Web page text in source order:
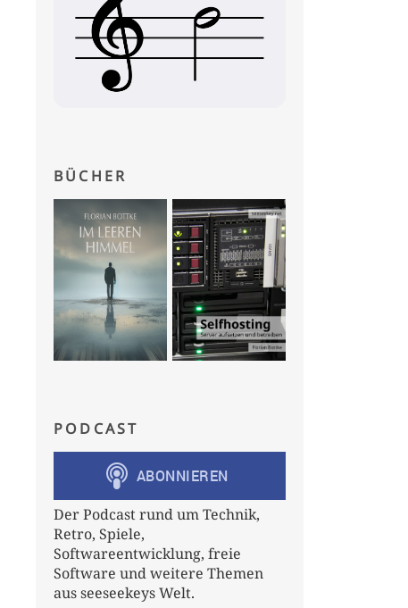
BÜCHER
PODCAST
Der Podcast rund um Technik,
Retro, Spiele,
Softwareentwicklung, freie
Software und weitere Themen
aus seeseekeys Welt.